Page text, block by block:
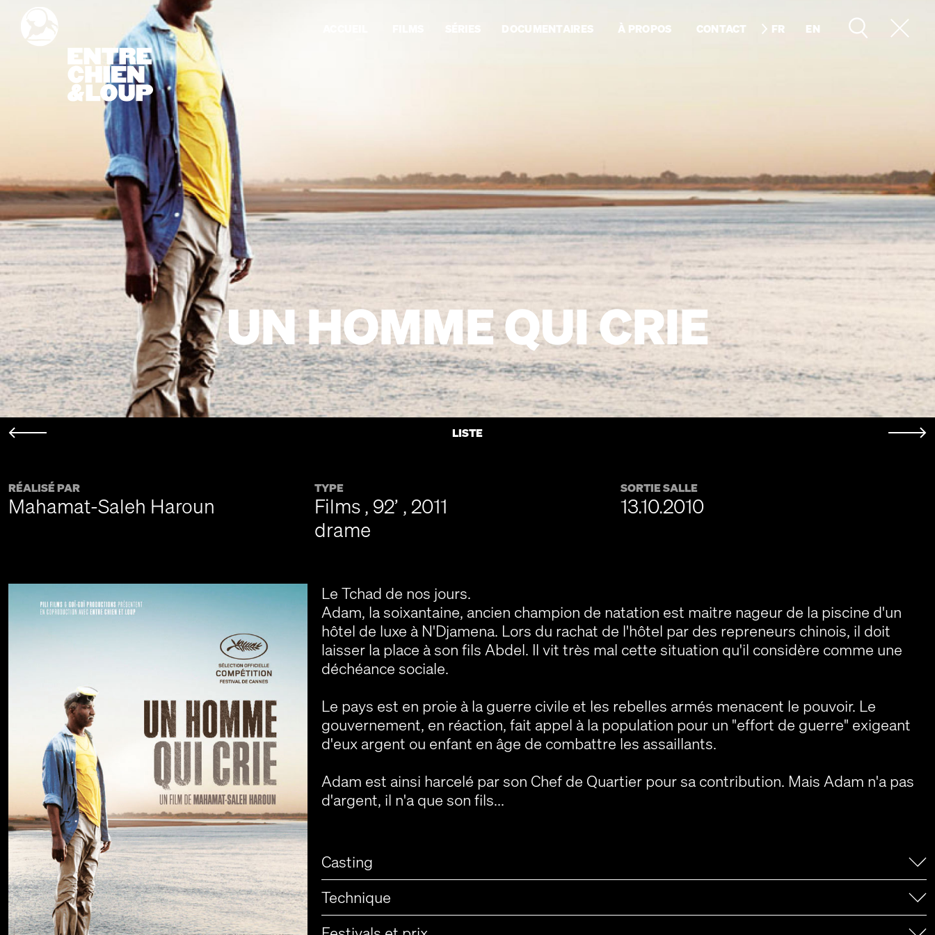
DOCUMENTAIRES À PROPOS CONTACT FR EN
UN HOMME QUI CRIE
LISTE
RÉALISÉ PAR
Mahamat-Saleh Haroun
TYPE
Films , 92’ , 2011
drame
SORTIE SALLE
13.10.2010
Le Tchad de nos jours.
Adam, la soixantaine, ancien champion de natation est maitre nageur de la piscine d'un
hôtel de luxe à N'Djamena. Lors du rachat de l'hôtel par des repreneurs chinois, il doit
laisser la place à son fils Abdel. Il vit très mal cette situation qu'il considère comme une
déchéance sociale.
Le pays est en proie à la guerre civile et les rebelles armés menacent le pouvoir. Le
gouvernement, en réaction, fait appel à la population pour un "effort de guerre" exigeant
d'eux argent ou enfant en âge de combattre les assaillants.
Adam est ainsi harcelé par son Chef de Quartier pour sa contribution. Mais Adam n'a pas
d'argent, il n'a que son fils...
Casting
Technique